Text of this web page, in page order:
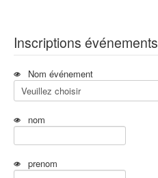
Inscriptions événements
Nom événement
nom
prenom